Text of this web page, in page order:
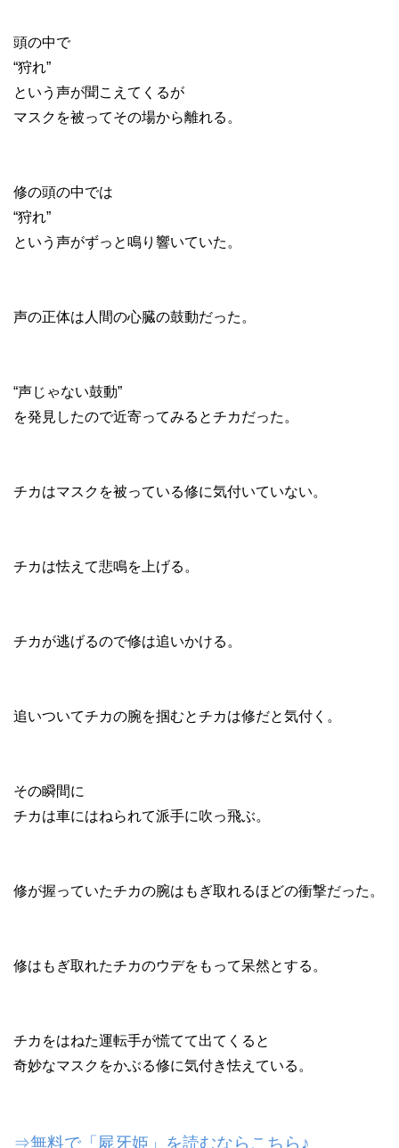
頭の中で
“狩れ”
という声が聞こえてくるが
マスクを被ってその場から離れる。
修の頭の中では
“狩れ”
という声がずっと鳴り響いていた。
声の正体は人間の心臓の鼓動だった。
“声じゃない鼓動”
を発見したので近寄ってみるとチカだった。
チカはマスクを被っている修に気付いていない。
チカは怯えて悲鳴を上げる。
チカが逃げるので修は追いかける。
追いついてチカの腕を掴むとチカは修だと気付く。
その瞬間に
チカは車にはねられて派手に吹っ飛ぶ。
修が握っていたチカの腕はもぎ取れるほどの衝撃だった。
修はもぎ取れたチカのウデをもって呆然とする。
チカをはねた運転手が慌てて出てくると
奇妙なマスクをかぶる修に気付き怯えている。
⇒無料で「屍牙姫」を読むならこちら♪